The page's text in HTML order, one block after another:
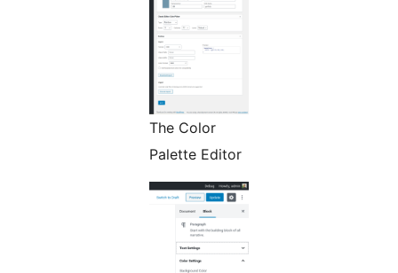
The Color
Palette Editor